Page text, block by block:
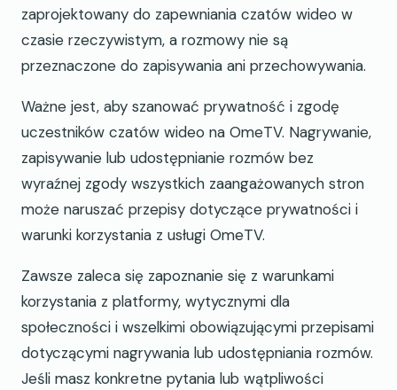
zaprojektowany do zapewniania czatów wideo w
czasie rzeczywistym, a rozmowy nie są
przeznaczone do zapisywania ani przechowywania.
Ważne jest, aby szanować prywatność i zgodę
uczestników czatów wideo na OmeTV. Nagrywanie,
zapisywanie lub udostępnianie rozmów bez
wyraźnej zgody wszystkich zaangażowanych stron
może naruszać przepisy dotyczące prywatności i
warunki korzystania z usługi OmeTV.
Zawsze zaleca się zapoznanie się z warunkami
korzystania z platformy, wytycznymi dla
społeczności i wszelkimi obowiązującymi przepisami
dotyczącymi nagrywania lub udostępniania rozmów.
Jeśli masz konkretne pytania lub wątpliwości